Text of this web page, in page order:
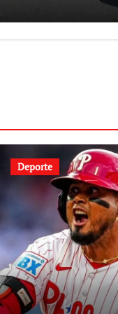
con
de
Deporte